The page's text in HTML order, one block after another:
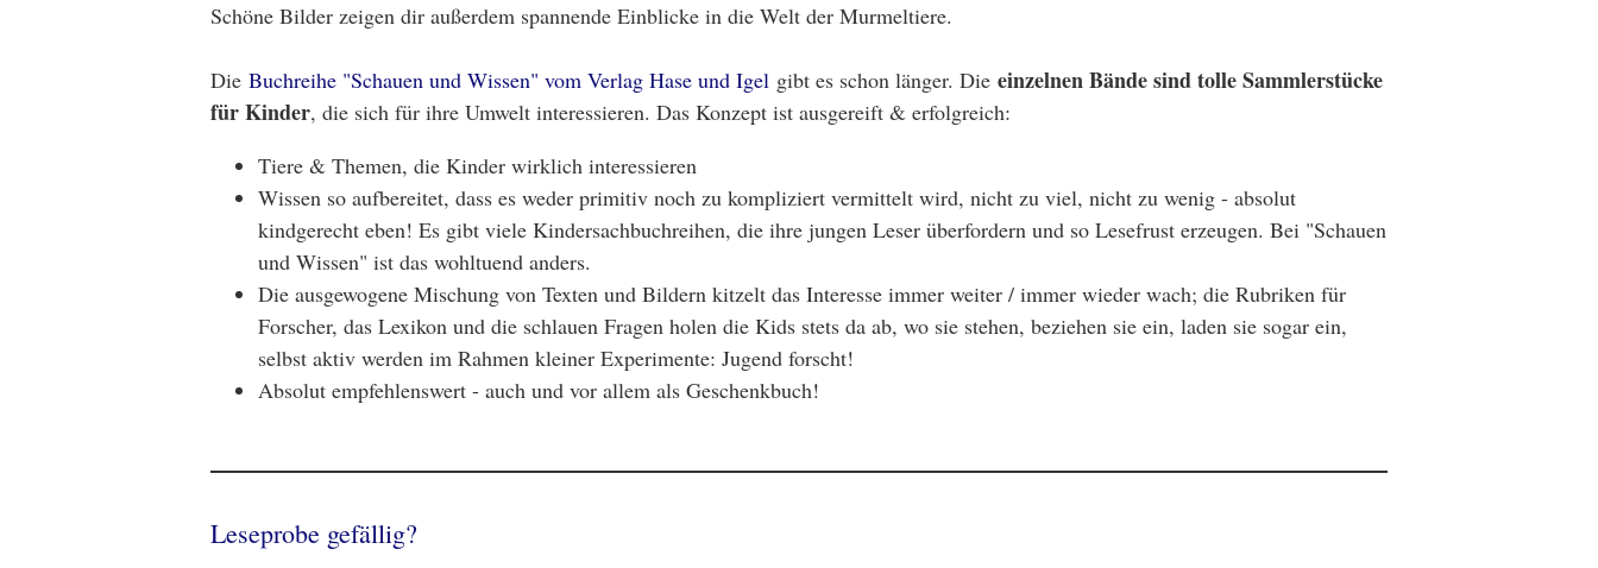
Schöne Bilder zeigen dir außerdem spannende Einblicke in die Welt der Murmeltiere.
Die Buchreihe "Schauen und Wissen" vom Verlag Hase und Igel gibt es schon länger. Die einzelnen Bände sind tolle Sammlerstücke
für Kinder, die sich für ihre Umwelt interessieren. Das Konzept ist ausgereift & erfolgreich:
Tiere & Themen, die Kinder wirklich interessieren
Wissen so aufbereitet, dass es weder primitiv noch zu kompliziert vermittelt wird, nicht zu viel, nicht zu wenig - absolut
kindgerecht eben! Es gibt viele Kindersachbuchreihen, die ihre jungen Leser überfordern und so Lesefrust erzeugen. Bei "Schauen
und Wissen" ist das wohltuend anders.
Die ausgewogene Mischung von Texten und Bildern kitzelt das Interesse immer weiter / immer wieder wach; die Rubriken für
Forscher, das Lexikon und die schlauen Fragen holen die Kids stets da ab, wo sie stehen, beziehen sie ein, laden sie sogar ein,
selbst aktiv werden im Rahmen kleiner Experimente: Jugend forscht!
Absolut empfehlenswert - auch und vor allem als Geschenkbuch!
Leseprobe gefällig?